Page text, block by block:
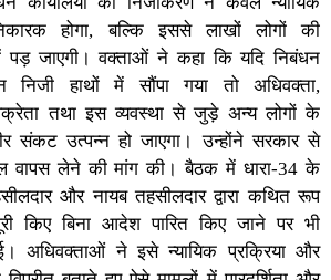
होगा, बल्कि इससे लाखों लोगों की
जाएगी। वक्ताओं ने कहा कि यदि निबंधन
निजी हाथों में सौंपा गया तो अधिवक्ता,
तथा इस व्यवस्था से जुड़े अन्य लोगों के
संकट उत्पन्न हो जाएगा। उन्होंने सरकार से
वापस लेने की मांग की। बैठक में धारा-34 के
और नायब तहसीलदार द्वारा कथित रूप
किए बिना आदेश पारित किए जाने पर भी
अधिवक्ताओं ने इसे न्यायिक प्रक्रिया और